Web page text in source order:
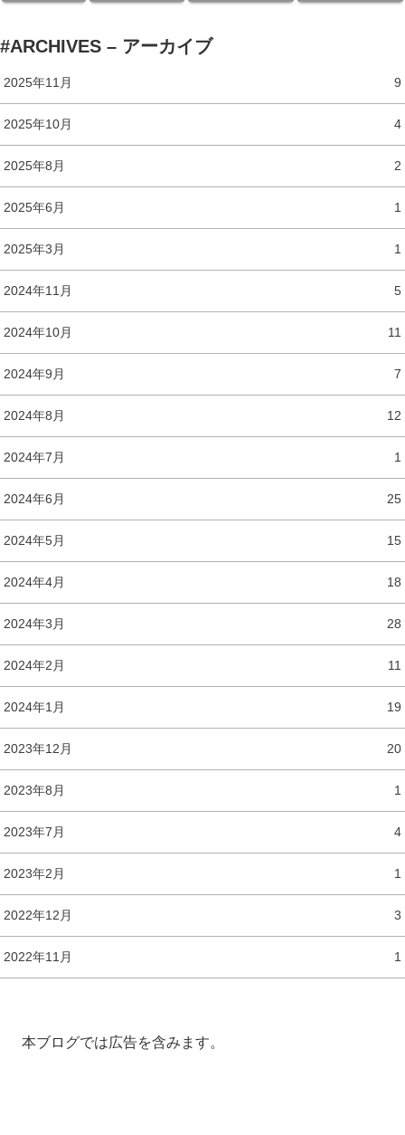
#ARCHIVES – アーカイブ
2025年11月 9
2025年10月 4
2025年8月 2
2025年6月 1
2025年3月 1
2024年11月 5
2024年10月 11
2024年9月 7
2024年8月 12
2024年7月 1
2024年6月 25
2024年5月 15
2024年4月 18
2024年3月 28
2024年2月 11
2024年1月 19
2023年12月 20
2023年8月 1
2023年7月 4
2023年2月 1
2022年12月 3
2022年11月 1
本ブログでは広告を含みます。